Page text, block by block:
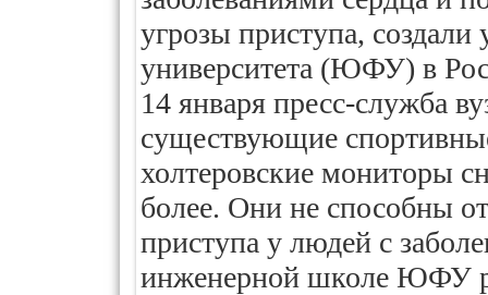
угрозы приступа,
университета (ЮФУ) в
14 января пресс-служба
существующие
холтеровские мониторы
более. Они не способны
приступа у людей с
инженерной школе ЮФУ